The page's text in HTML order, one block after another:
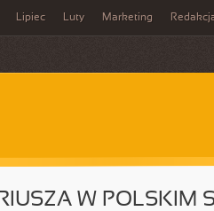
Lipiec Luty Marketing
W POLSKIM